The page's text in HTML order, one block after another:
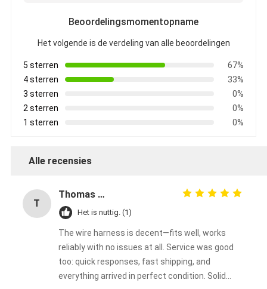
Beoordelingsmomentopname
Het volgende is de verdeling van alle beoordelingen
5 sterren
67%
4 sterren
33%
3 sterren
0%
2 sterren
0%
1 sterren
0%
Alle recensies
T
Thomas Müller
Het is nuttig. (1)
The wire harness is decent—fits well, works
reliably with no issues at all. Service was good
too: quick responses, fast shipping, and
everything arrived in perfect condition. Solid